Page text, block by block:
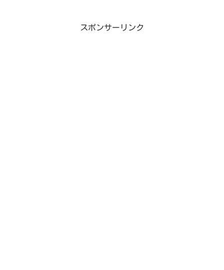
スポンサーリンク